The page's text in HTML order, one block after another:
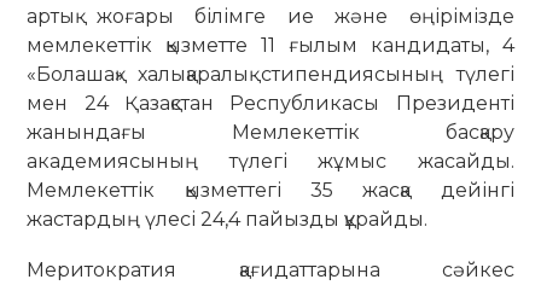
артық жоғары білімге ие және өңірімізде
мемлекеттік қызметте 11 ғылым кандидаты, 4
«Болашақ» халықаралық стипендиясының түлегі
мен 24 Қазақстан Республикасы Президенті
жанындағы Мемлекеттік басқару
академиясының түлегі жұмыс жасайды.
Мемлекеттік қызметтегі 35 жасқа дейінгі
жастардың үлесі 24,4 пайызды құрайды.
Меритократия қағидаттарына сәйкес